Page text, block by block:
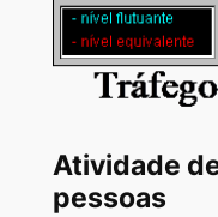
Atividade
pessoas